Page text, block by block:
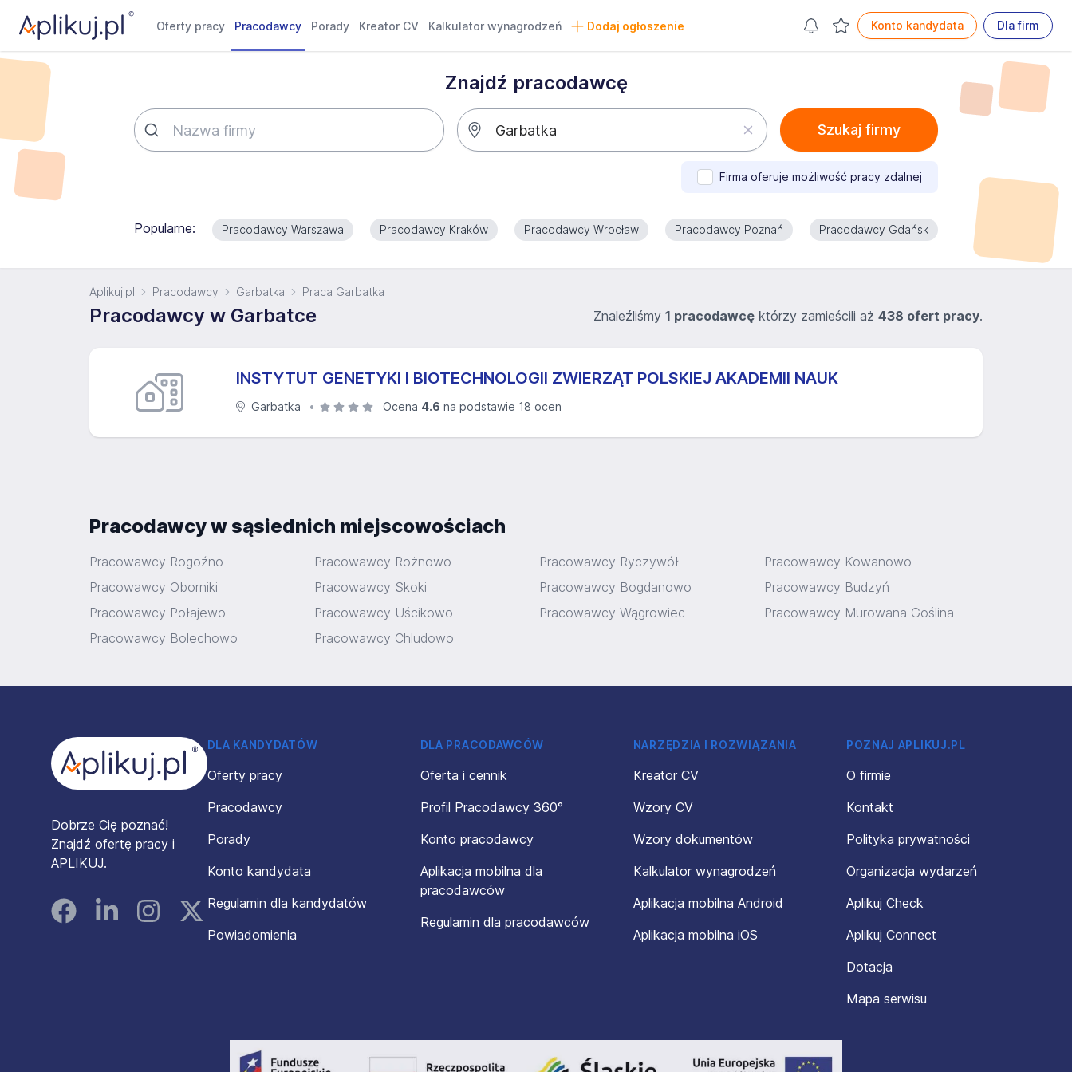
Oferty pracy Pracodawcy Porady Kreator CV Kalkulator wynagrodzeń Dodaj ogłoszenie Konto kandydata Dla firm
Znajdź pracodawcę
Szukaj firmy
Firma oferuje możliwość pracy zdalnej
Popularne: Pracodawcy Warszawa Pracodawcy Kraków Pracodawcy Wrocław Pracodawcy Poznań Pracodawcy Gdańsk
Aplikuj.pl Pracodawcy Garbatka Praca Garbatka
Pracodawcy w Garbatce Znaleźliśmy 1 pracodawcę którzy zamieścili aż 438 ofert pracy.
INSTYTUT GENETYKI I BIOTECHNOLOGII ZWIERZĄT POLSKIEJ AKADEMII NAUK
Garbatka Ocena 4.6 na podstawie 18 ocen
Pracodawcy w sąsiednich miejscowościach
Pracowawcy Rogoźno Pracowawcy Rożnowo Pracowawcy Ryczywół
Pracowawcy Kowanowo
Pracowawcy Oborniki
Pracowawcy Skoki Pracowawcy Bogdanowo
Pracowawcy Budzyń
Pracowawcy Połajewo
Pracowawcy Uścikowo Pracowawcy Wągrowiec
Pracowawcy Murowana Goślina
Pracowawcy Bolechowo
Pracowawcy Chludowo
Dobrze Cię poznać!
Znajdź ofertę pracy i
APLIKUJ.
FacebookLinked InInstagramInstagram
DLA KANDYDATÓW
Oferty pracy
Pracodawcy
Porady
Konto kandydata
Regulamin dla kandydatów
Powiadomienia
DLA PRACODAWCÓW
Oferta i cennik
Profil Pracodawcy 360°
Konto pracodawcy
Aplikacja mobilna dla
pracodawców
Regulamin dla pracodawców
NARZĘDZIA I ROZWIĄZANIA
Kreator CV
Wzory CV
Wzory dokumentów
Kalkulator wynagrodzeń
Aplikacja mobilna Android
Aplikacja mobilna iOS
POZNAJ APLIKUJ.PL
O firmie
Kontakt
Polityka prywatności
Organizacja wydarzeń
Aplikuj Check
Aplikuj Connect
Dotacja
Mapa serwisu